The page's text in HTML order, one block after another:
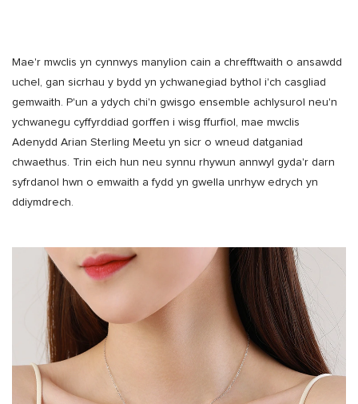
Mae'r mwclis yn cynnwys manylion cain a chrefftwaith o ansawdd
uchel, gan sicrhau y bydd yn ychwanegiad bythol i'ch casgliad
gemwaith. P'un a ydych chi'n gwisgo ensemble achlysurol neu'n
ychwanegu cyffyrddiad gorffen i wisg ffurfiol, mae mwclis
Adenydd Arian Sterling Meetu yn sicr o wneud datganiad
chwaethus. Trin eich hun neu synnu rhywun annwyl gyda'r darn
syfrdanol hwn o emwaith a fydd yn gwella unrhyw edrych yn
ddiymdrech.